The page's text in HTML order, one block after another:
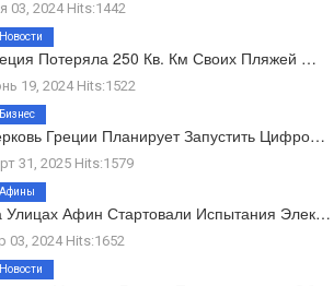
03, 2024 Hits:1442
Потеряла 250 Кв. Км Своих Пляжей …
19, 2024 Hits:1522
Новости
Греции Планирует Запустить Цифро…
31, 2025 Hits:1579
Бизнес
Улицах Афин Стартовали Испытания Элек…
03, 2024 Hits:1652
Афины
Новости